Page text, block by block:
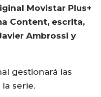
Movistar Plus+
Content, escrita,
Ambrossi y
gestionará las
serie.